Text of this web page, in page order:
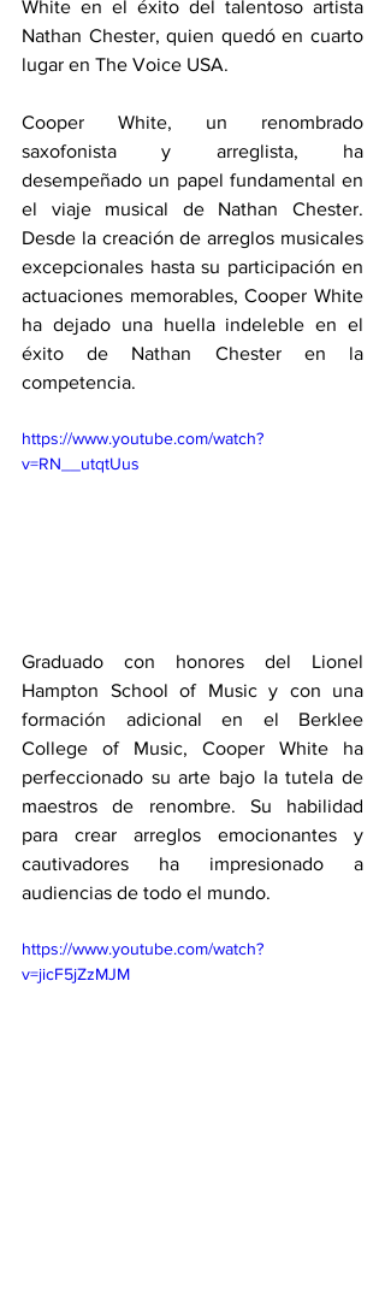
White en el éxito del talentoso artista
Nathan Chester, quien quedó en cuarto
lugar en The Voice USA.
Cooper White, un renombrado
saxofonista y arreglista, ha
desempeñado un papel fundamental en
el viaje musical de Nathan Chester.
Desde la creación de arreglos musicales
excepcionales hasta su participación en
actuaciones memorables, Cooper White
ha dejado una huella indeleble en el
éxito de Nathan Chester en la
competencia.
https://www.youtube.com/watch?
v=RN__utqtUus
Graduado con honores del Lionel
Hampton School of Music y con una
formación adicional en el Berklee
College of Music, Cooper White ha
perfeccionado su arte bajo la tutela de
maestros de renombre. Su habilidad
para crear arreglos emocionantes y
cautivadores ha impresionado a
audiencias de todo el mundo.
https://www.youtube.com/watch?
v=jicF5jZzMJM